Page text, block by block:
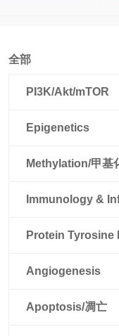
全部
PI3K/Akt/mTOR
Epigenetics
Methylation/甲基
Immunology &
Protein Tyrosine
Angiogenesis
Apoptosis/凋亡